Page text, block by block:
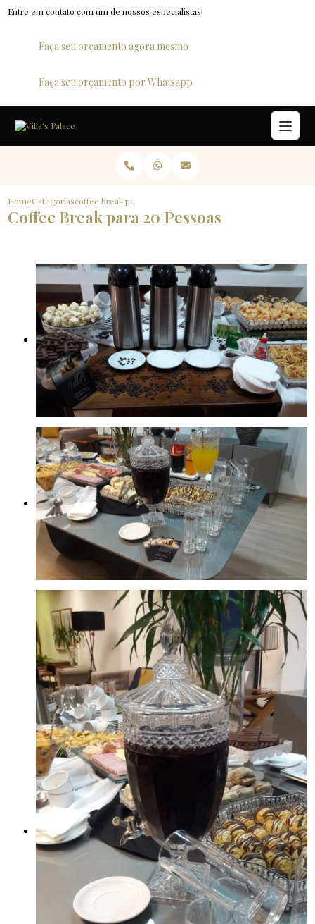
Entre em contato com um de nossos especialistas!
Faça seu orçamento agora mesmo
Faça seu orçamento por Whatsapp
HomeCategoriascoffee break para 20 pessoas
Coffee Break para 20 Pessoas